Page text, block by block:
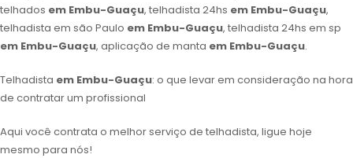
telhados em Embu-Guaçu, telhadista 24hs em Embu-Guaçu,
telhadista em são Paulo em Embu-Guaçu, telhadista 24hs em sp
em Embu-Guaçu, aplicação de manta em Embu-Guaçu.
Telhadista em Embu-Guaçu: o que levar em consideração na hora
de contratar um profissional
Aqui você contrata o melhor serviço de telhadista, ligue hoje
mesmo para nós!